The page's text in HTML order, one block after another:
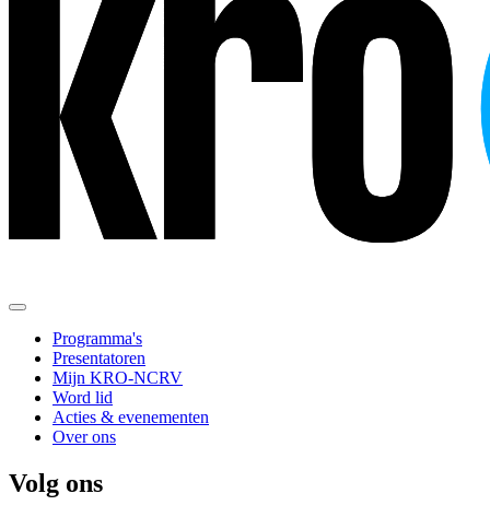
Programma's
Presentatoren
Mijn KRO-NCRV
Word lid
Acties & evenementen
Over ons
Volg ons